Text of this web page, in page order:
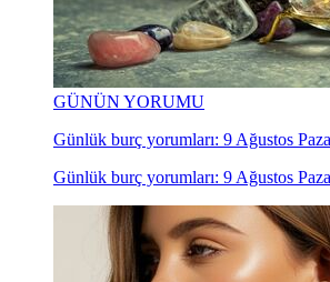
GÜNÜN YORUMU
Günlük burç yorumları: 9 Ağustos
Günlük burç yorumları: 9 Ağustos